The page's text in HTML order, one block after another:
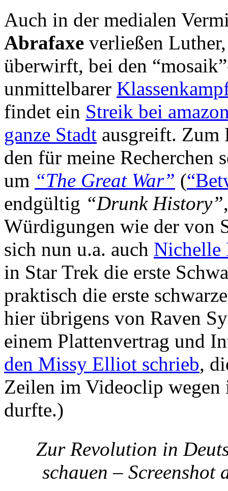
Auch in der medialen
Abrafaxe verließen
überwirft, bei den
unmittelbarer
findet ein Streik bei
ganze Stadt ausgreift. Zum
den für meine Recherchen
um “The Great War” (
endgültig “Drunk History”
Würdigungen wie der von
sich nun u.a. auch Nichelle
in Star Trek die erste
praktisch die erste
hier übrigens von Raven
einem Plattenvertrag und
den Missy Elliot schrieb,
Zeilen im Videoclip wegen
durfte.)
Zur Revolution in
schauen – Screenshot